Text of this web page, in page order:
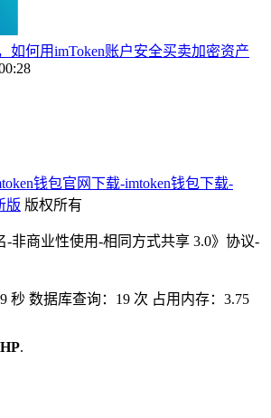
如何用imToken账户安全买卖加密资产
钱包官网下载-imtoken钱包下载-
版 版权所有
-非商业性使用-相同方式共享 3.0》协议-
秒 数据库查询：19 次 占用内存：3.75
.